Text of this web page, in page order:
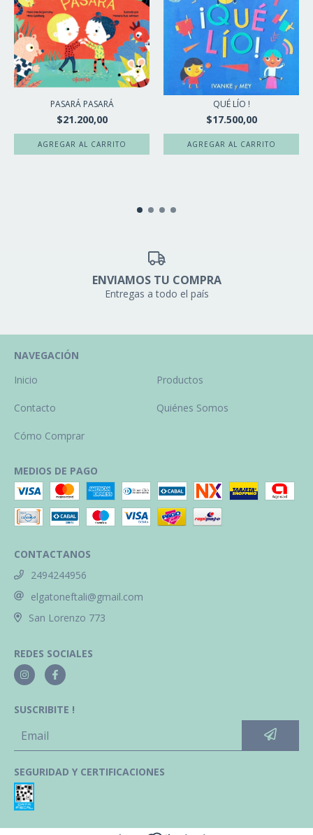
PASARÁ PASARÁ
$21.200,00
QUÉ LÍO !
$17.500,00
ENVIAMOS TU COMPRA
Entregas a todo el país
NAVEGACIÓN
Inicio
Productos
Contacto Quiénes Somos
Cómo Comprar
MEDIOS DE PAGO
CONTACTANOS
2494244956
elgatoneftali@gmail.com
San Lorenzo 773
REDES SOCIALES
SUSCRIBITE !
SEGURIDAD Y CERTIFICACIONES